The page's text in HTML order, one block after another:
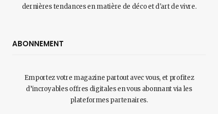
dernières tendances en matière de déco et d'art de vivre.
ABONNEMENT
Emportez votre magazine partout avec vous, et profitez
d’incroyables offres digitales en vous abonnant via les
plateformes partenaires.